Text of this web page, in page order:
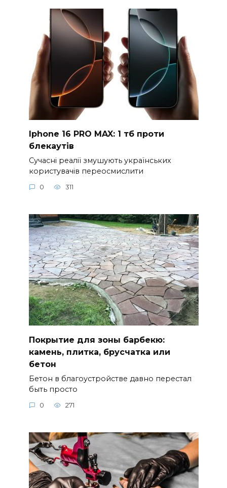
Iphone 16 PRO MAX: 1 тб проти
блекаутів
Сучасні реалії змушують українських
користувачів переосмислити
0 311
Покрытие для зоны барбекю:
камень, плитка, брусчатка или
бетон
Бетон в благоустройстве давно перестал
быть просто
0 271